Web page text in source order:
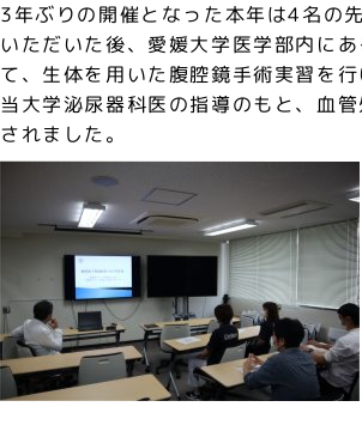
3年ぶりの開催となった本年は4名の
いただいた後、愛媛大学医学部内に
て、生体を用いた腹腔鏡手術実習を行
当大学泌尿器科医の指導のもと、血
されました。